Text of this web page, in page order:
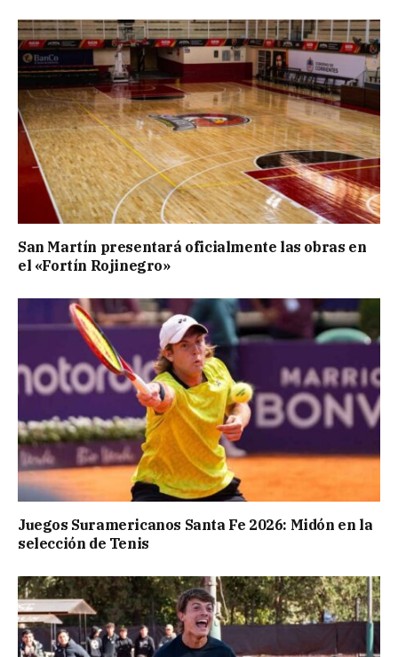
San Martín presentará oficialmente las obras en
el «Fortín Rojinegro»
Juegos Suramericanos Santa Fe 2026: Midón en la
selección de Tenis